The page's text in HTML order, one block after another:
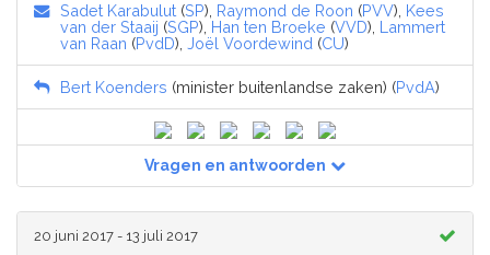
Sadet Karabulut (SP), Raymond de Roon (PVV), Kees
van der Staaij (SGP), Han ten Broeke (VVD), Lammert
van Raan (PvdD), Joël Voordewind (CU)
Bert Koenders (minister buitenlandse zaken) (PvdA)
Vragen en antwoorden
20 juni 2017 - 13 juli 2017